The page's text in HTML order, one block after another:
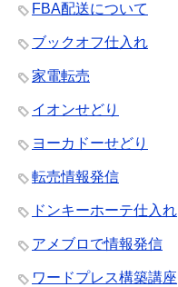
FBA配送について
ブックオフ仕入れ
家電転売
イオンせどり
ヨーカドーせどり
転売情報発信
ドンキーホーテ仕入れ
アメブロで情報発信
ワードプレス構築講座